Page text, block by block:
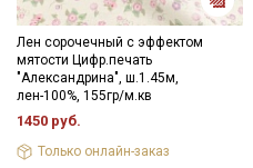
Лен сорочечный с эффектом
мятости Цифр.печать
"Александрина", ш.1.45м,
лен-100%, 155гр/м.кв
1450 руб.
Только онлайн-заказ